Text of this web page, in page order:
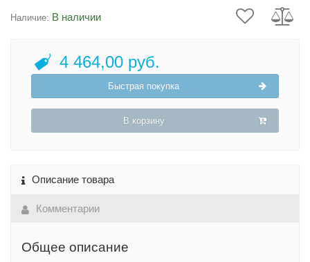
Наличие: В наличии
4 464,00 руб.
Быстрая покупка
В корзину
Описание товара
Комментарии
Общее описание